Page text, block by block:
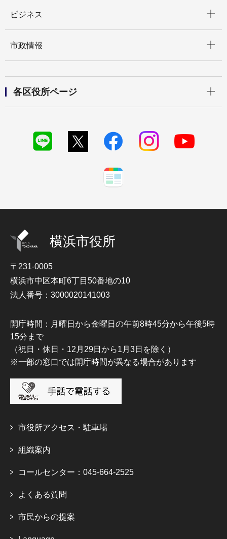
ビジネス
市政情報
各区役所ページ
横浜市役所
〒231-0005
横浜市中区本町6丁目50番地の10
法人番号：3000020141003
開庁時間：月曜日から金曜日の午前8時45分から午後5時
15分まで
（祝日・休日・12月29日から1月3日を除く）
※一部の窓口では開庁時間が異なる場合があります
市役所アクセス・駐車場
組織案内
コールセンター：045-664-2525
よくある質問
市民からの提案